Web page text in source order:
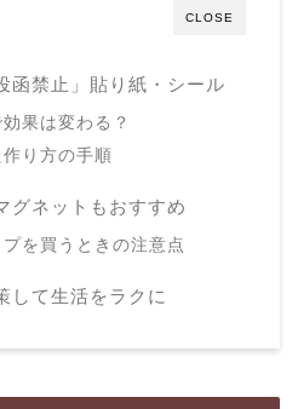
CLOSE
函禁止」貼り紙・シール
果は変わる？
り方の手順
グネットもおすすめ
を買うときの注意点
して生活をラクに